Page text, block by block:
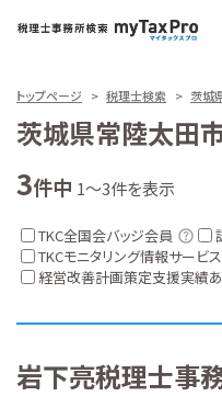
トップページ 税理士検索 茨城
茨城県常陸太田
3件中 1～3件を表示
TKC全国会バッジ会員
TKCモニタリング情報サービ
経営改善計画策定支援実績
岩下亮税理士事